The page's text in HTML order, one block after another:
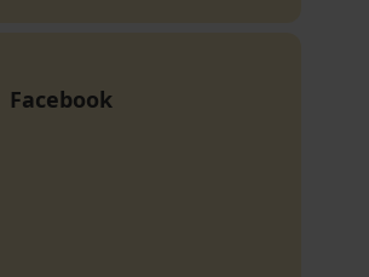
Facebook